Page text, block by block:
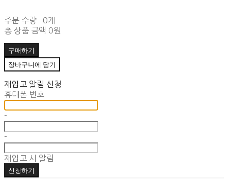
주문 수량
0개
총 상품 금액 0원
구매하기
장바구니에 담기
재입고 알림 신청
휴대폰 번호
-
-
재입고 시 알림
신청하기